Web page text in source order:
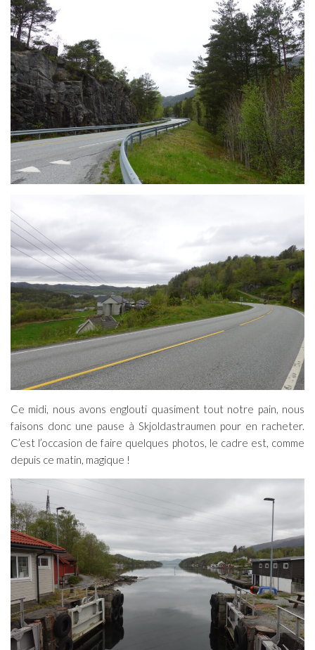
Ce midi, nous avons englouti quasiment tout notre pain, nous
faisons donc une pause à Skjoldastraumen pour en racheter.
C’est l’occasion de faire quelques photos, le cadre est, comme
depuis ce matin, magique !